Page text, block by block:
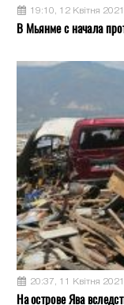
19:10, 12 Квітня 2021
В Мьянме с начала
20:37, 11 Квітня 2021
На острове Ява